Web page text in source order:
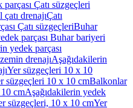
Çatı süzgeçleri
drenajıÇatı
Çatı süzgeçleriBuhar
parçası Buhar bariyeri
yedek parçası
drenajıAşağıdakilerin
Yer süzgeçleri 10 x 10
süzgeçleri 10 x 10 cmBalkonlar
cmAşağıdakilerin yedek
süzgeçleri, 10 x 10 cmYer